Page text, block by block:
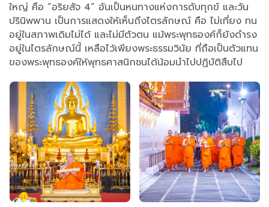
ใหญ่ คือ “อริยสัจ 4” อันเป็นหนทางแห่งการดับทุกข์ และวัน
ปรินิพพาน เป็นการแสดงให้เห็นถึงไตรลักษณ์ คือ ไม่เที่ยง ทน
อยู่ในสภาพเดิมไม่ได้ และไม่มีตัวตน แม้พระพุทธองค์ก็ยังดำรง
อยู่ในไตรลักษณ์นี้ เหลือไว้เพียงพระธรรมวินัย ที่ถือเป็นตัวแทน
ของพระพุทธองค์ให้พุทธศาสนิกชนได้น้อมนำไปปฏิบัติสืบไป